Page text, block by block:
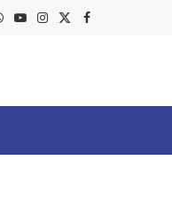
فيسبوك
X